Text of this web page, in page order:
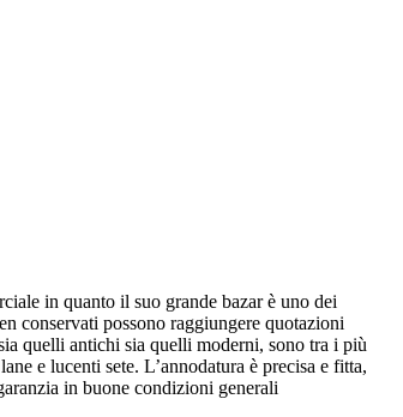
in quanto il suo grande bazar è uno dei
conservati possono raggiungere quotazioni
quelli antichi sia quelli moderni, sono tra i più
e lucenti sete. L’annodatura è precisa e fitta,
in buone condizioni generali